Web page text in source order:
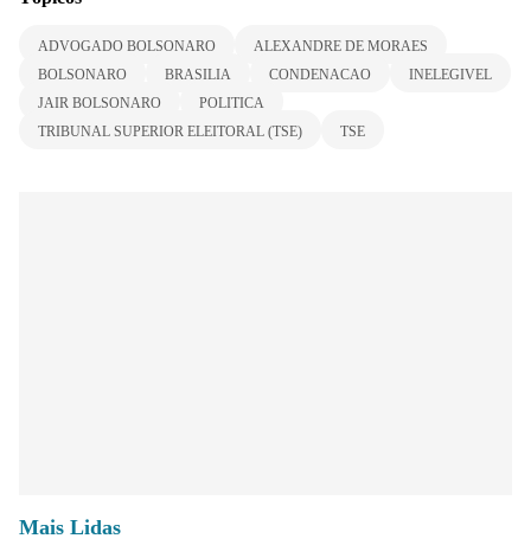
ADVOGADO BOLSONARO
ALEXANDRE DE MORAES
BOLSONARO
BRASILIA CONDENACAO
INELEGIVEL
JAIR BOLSONARO
POLITICA
TRIBUNAL SUPERIOR ELEITORAL (TSE)
TSE
Mais Lidas